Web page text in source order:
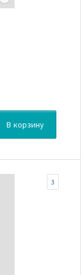
В корзину
3